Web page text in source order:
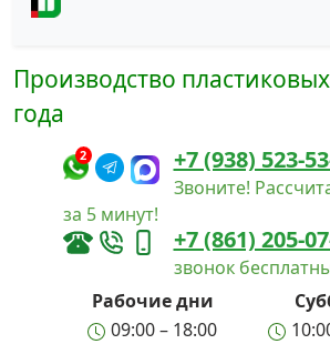
Производство
года
2 +7 (938) 523-
Звоните!
за 5 минут!
+7 (861) 205-
звонок
Рабочие дни
09:00 – 18:00